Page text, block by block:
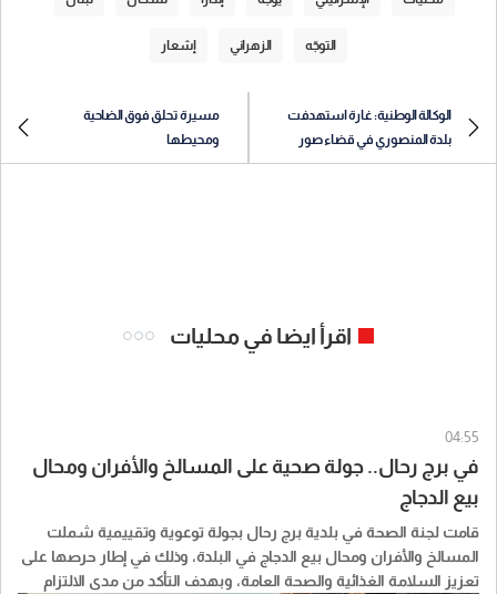
التوجّه الزهراني إشعار
الوكالة الوطنية: غارة استهدفت
بلدة المنصوري في قضاء صور
مسيرة تحلق فوق الضاحية
ومحيطها
اقرأ ايضا في محليات
04:55
في برج رحال.. جولة صحية على المسالخ والأفران ومحال
بيع الدجاج
قامت لجنة الصحة في بلدية برج رحال بجولة توعوية وتقييمية شملت
المسالخ والأفران ومحال بيع الدجاج في البلدة، وذلك في إطار حرصها على
تعزيز السلامة الغذائية والصحة العامة، وبهدف التأكد من مدى الالتزام